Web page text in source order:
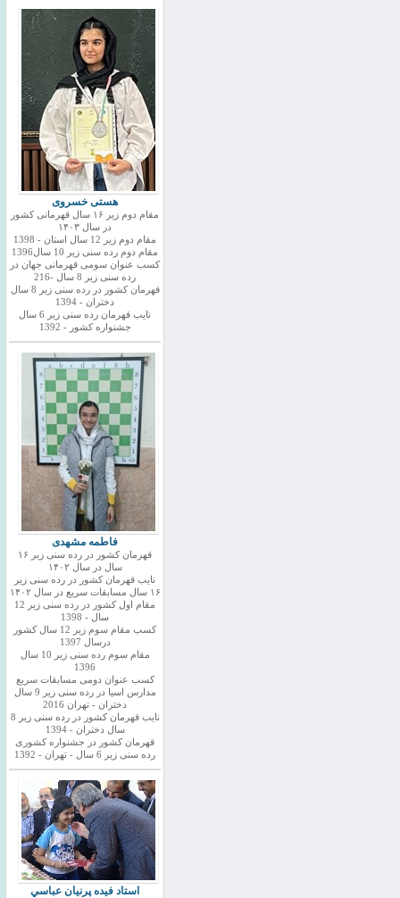
هستی خسروی
مقام دوم زیر ۱۶ سال قهرمانی کشور
در سال ۱۴۰۳
مقام دوم زیر 12 سال استان - 1398
مقام دوم رده سنی زیر 10 سال1396
کسب عنوان سومی قهرمانی جهان در
رده سنی زیر 8 سال -216
قهرمان کشور در رده سنی زیر 8 سال
دختران - 1394
نایب قهرمان رده سنی زیر 6 سال
جشنواره کشور - 1392
فاطمه مشهدی
قهرمان کشور در رده سنی زیر ۱۶
سال در سال ۱۴۰۲
نایب قهرمان کشور در رده سنی زیر
۱۶ سال مسابقات سریع در سال ۱۴۰۲
مقام اول کشور در رده سنی زیر 12
سال - 1398
کسب مقام سوم زیر 12 سال کشور
درسال 1397
مقام سوم رده سنی زیر 10 سال
1396
کسب عنوان دومی مسابقات سریع
مدارس اسیا در رده سنی زیر 9 سال
دختران - تهران 2016
نایب قهرمان کشور در رده سنی زیر 8
سال دختران - 1394
قهرمان کشور در جشنواره کشوری
رده سنی زیر 6 سال - تهران - 1392
استاد فيده پرنيان عباسي